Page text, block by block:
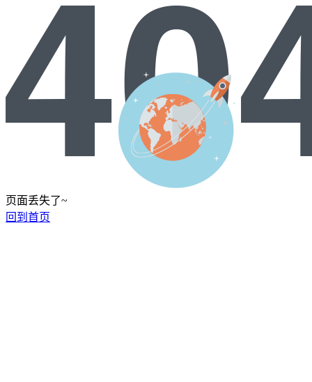
页面丢失了~
回到首页